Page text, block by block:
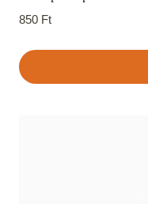
850 Ft